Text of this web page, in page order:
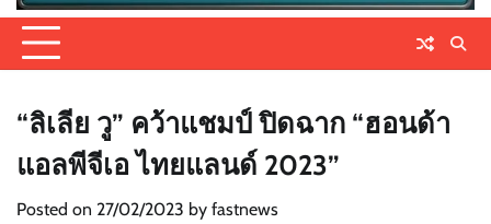
“ลิเลีย วู” คว้าแชมป์ ปิดฉาก “ฮอนด้า
แอลพีจีเอ ไทยแลนด์ 2023”
Posted on 27/02/2023 by fastnews